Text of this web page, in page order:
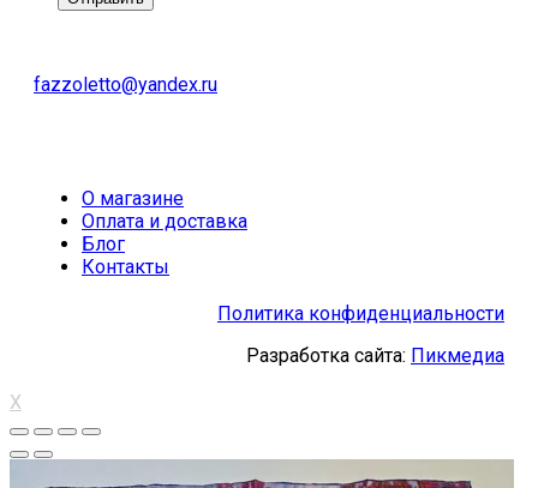
fazzoletto@yandex.ru
О магазине
Оплата и доставка
Блог
Контакты
Политика конфиденциальности
Разработка сайта: Пикмедиа
X